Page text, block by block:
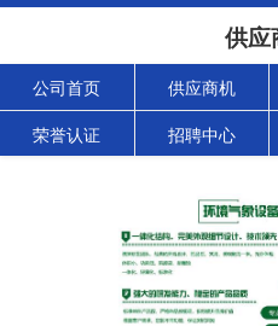
供应
公司首页 供应商机
荣誉认证 招聘中心